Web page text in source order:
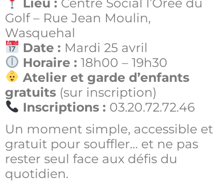
Golf– Rue Jean Moulin,
Wasquehal
Date : Mardi 25 avril
Horaire : 18h00 – 19h30
Atelier et garde d’enfants
gratuits (sur inscription)
Inscriptions : 03.20.72.72.46
Un moment simple, accessible et
gratuit pour souffler… et ne pas
rester seul face aux défis du
quotidien.